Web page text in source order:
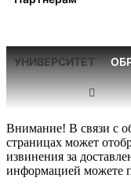
УНИВЕРСИТЕТ
Внимание! В связи с
страницах может
извинения за
информацией можете